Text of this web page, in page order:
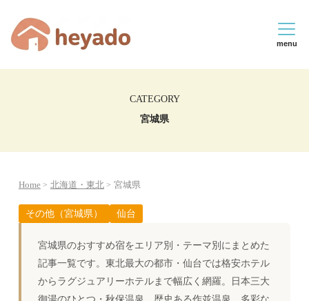
menu
CATEGORY
宮城県
Home 北海道・東北 宮城県
その他（宮城県） 仙台
宮城県のおすすめ宿をエリア別・テーマ別にまとめた
記事一覧です。東北最大の都市・仙台では格安ホテル
からラグジュアリーホテルまで幅広く網羅。日本三大